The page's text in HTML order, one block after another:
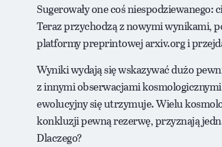
Sugerowały one coś
Teraz przychodzą z nowymi wynikami,
platformy preprintowej arxiv.org i
Wyniki wydają się wskazywać dużo
z innymi obserwacjami
ewolucyjny się utrzymuje. Wielu
konkluzji pewną rezerwę, przyznają
Dlaczego?